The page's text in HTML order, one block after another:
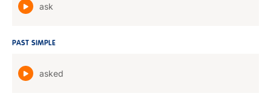
ask
PAST SIMPLE
asked